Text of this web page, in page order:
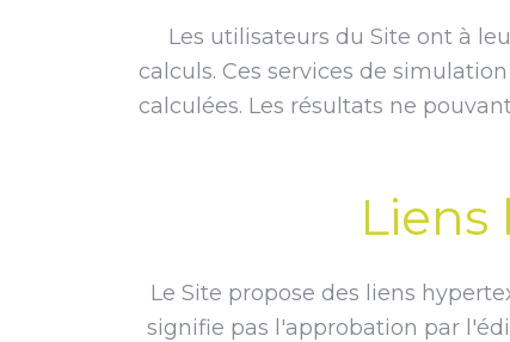
Les utilisateurs du Site ont à
calculs. Ces services de
calculées. Les résultats ne
Liens
Le Site propose des liens
signifie pas l'approbation par